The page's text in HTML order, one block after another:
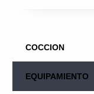
COCCION
EQUIPAMIENTO